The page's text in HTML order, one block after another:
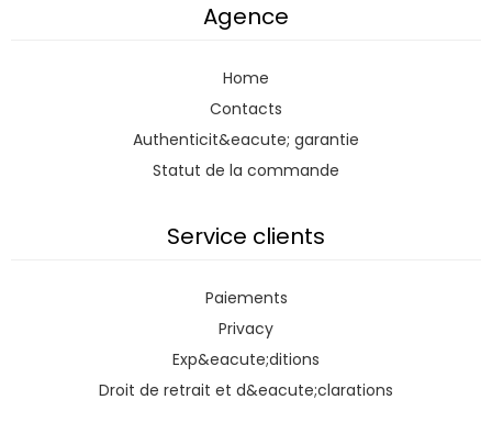
Agence
Home
Contacts
Authenticit&eacute; garantie
Statut de la commande
Service clients
Paiements
Privacy
Exp&eacute;ditions
Droit de retrait et d&eacute;clarations